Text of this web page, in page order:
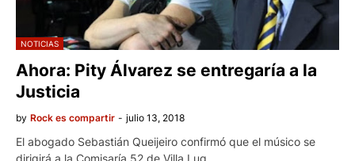
NOTICIAS
Ahora: Pity Álvarez se entregaría a la
Justicia
by Rock es compartir - julio 13, 2018
El abogado Sebastián Queijeiro confirmó que el músico se
dirigirá a la Comisaría 52 de Villa Lug…